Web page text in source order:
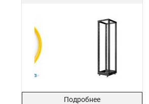
Подробнее